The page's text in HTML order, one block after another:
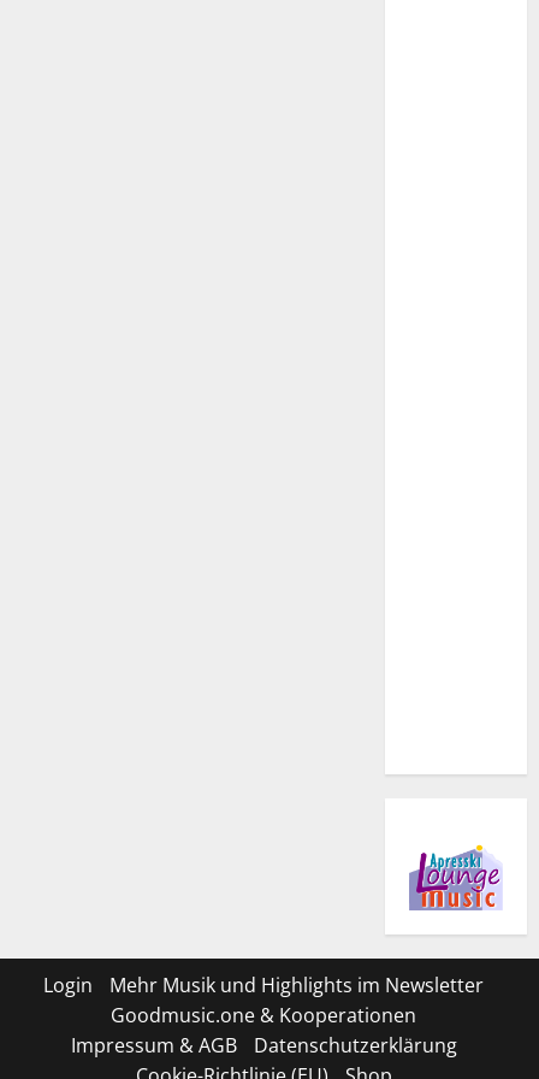
Login
Mehr Musik und Highlights im Newsletter
Goodmusic.one & Kooperationen
Impressum & AGB
Datenschutzerklärung